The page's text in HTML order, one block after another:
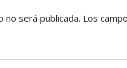
no será publicada. Los